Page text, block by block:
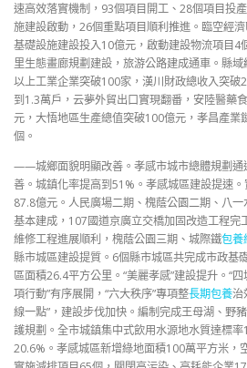
速高效落實機制，93個項目開工、28個項目投
施建設啟動，26個重點項目順利推進。臨空經
基礎設施建設投入10億元，啟動建設物流項目4
里生態畫廊規劃建設，旅游公路建成通車。縣
以上工業企業突破100家，漢川財政總收入突破
到1.3萬戶，云夢外貿出口實現翻番，安陸醫藥
元，大悟地區生產總值突破100億元，孝昌產業
個。
——城鄉面貌明顯改善。孝感市城市總體規劃通
善。城鎮化率提高到51%。孝感城區建設提速
87.8億元。人民廣場二期、槐蔭公園二期、八
基本建成，107國道京廣立交橋加固改造工程完
維修工程進展順利，槐蔭公園三期、城際鐵包養
縣市城區建設提質。6個縣市城區共完成市政基
區面積26.4平方公里。“美麗孝感”建設提升。“
項行動”有序展開，“六大秩序”專項整長期包養治
線一點”，建設步伐加快。編制完成王母湖、野
護規劃。全市城鎮集中式飲用水源地水質達標
20.6%。孝感城區新增綠地面積100萬平方米，